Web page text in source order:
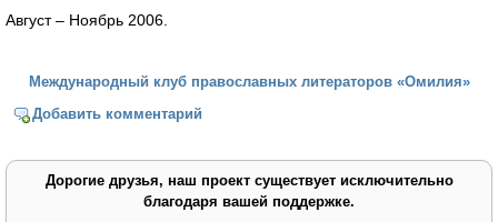
Август – Ноябрь 2006.
Международный клуб православных литераторов «Омилия»
Добавить комментарий
Дорогие друзья, наш проект существует исключительно
благодаря вашей поддержке.